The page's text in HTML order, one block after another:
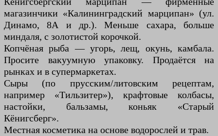
магазинчики «Калининградский марципан» (ул.
Динамо, 8А и др.). Меньше сахара, больше
миндаля, с золотистой корочкой.
Копчёная рыба — угорь, лещ, окунь, камбала.
Просите вакуумную упаковку. Продаётся на
рынках и в супермаркетах.
Сыры (по прусским/литовским рецептам,
например «Тильзитер»), крафтовые колбасы,
настойки, бальзамы, коньяк «Старый
Кёнигсберг».
Местная косметика на основе водорослей и трав.